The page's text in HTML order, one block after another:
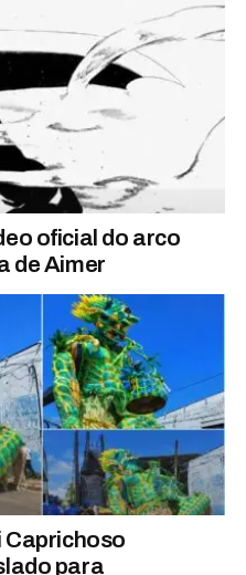
oficial do arco
de Aimer
Caprichoso
para